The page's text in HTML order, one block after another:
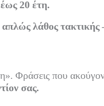
20 έτη.
απλώς λάθος τακτικής
Φράσεις που
σας.